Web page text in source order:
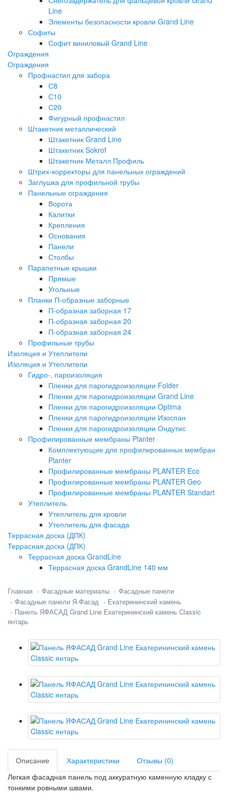
Line
Элементы безопасности кровли Grand Line
Софиты
Софит виниловый Grand Line
Ограждения
Ограждения
Профнастил для забора
С8
С10
С20
Фигурный профнастил
Штакетник металлический
Штакетник Grand Line
Штакетник Sokrof
Штакетник Металл Профиль
Штрих-корректоры для панельных ограждений
Заглушка для профильной трубы
Панельные ограждения
Ворота
Калитки
Крепления
Основания
Панели
Столбы
Парапетные крышки
Прямые
Угольные
Планки П-образные заборные
П-образная заборная 17
П-образная заборная 20
П-образная заборная 24
Профильные трубы
Изоляция и Утеплители
Изоляция и Утеплители
Гидро-, пароизоляция
Пленки для парогидроизоляции Folder
Пленки для парогидроизоляции Grand Line
Пленки для парогидроизоляции Optima
Пленки для парогидроизоляции Изоспан
Пленки для парогидроизоляции Ондутис
Профилированные мембраны Planter
Комплектующие для профилированных мембран
Planter
Профилированные мембраны PLANTER Eco
Профилированные мембраны PLANTER Geo
Профилированные мембраны PLANTER Standart
Утеплитель
Утеплитель для кровли
Утеплитель для фасада
Террасная доска (ДПК)
Террасная доска (ДПК)
Террасная доска GrandLine
Террасная доска GrandLine 140 мм
Главная Фасадные материалы
Фасадные панели
Фасадные панели Я-Фасад
Екатерининский камень
Панель ЯФАСАД Grand Line Екатерининский камень Classic
янтарь
Описание Характеристики
Отзывы (0)
Легкая фасадная панель под аккуратную каменную кладку с
тонкими ровными швами.